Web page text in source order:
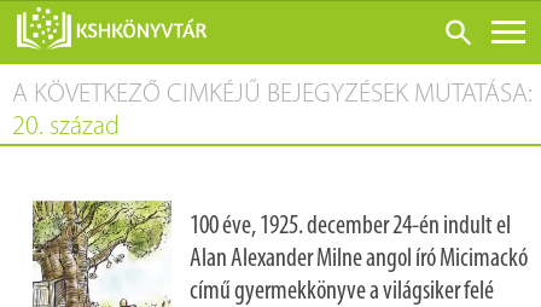
ONLINE KATALÓGUS
RÓLUNK
SZOLGÁLTATÁSOK
KONFERENCIÁK
A KÖVETKEZŐ CIMKÉJŰ BEJEGYZÉSEK MUTATÁSA:
20. század
100 éve, 1925. december 24-én indult el
Alan Alexander Milne angol író Micimackó
című gyermekkönyve a világsiker felé